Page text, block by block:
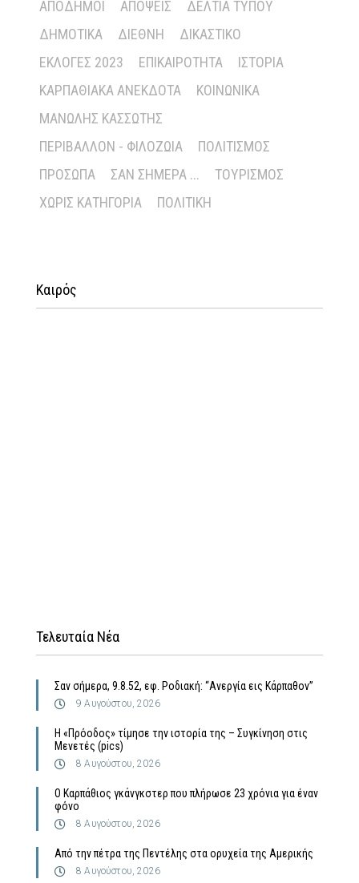
ΑΠΌΔΗΜΟΙ ΑΠΌΨΕΙΣ
ΔΕΛΤΊΑ ΤΎΠΟΥ
ΔΗΜΟΤΙΚΆ
ΔΙΕΘΝΉ
ΔΙΚΑΣΤΙΚΌ
ΕΚΛΟΓΈΣ 2023
ΕΠΙΚΑΙΡΌΤΗΤΑ
ΙΣΤΟΡΊΑ
ΚΑΡΠΑΘΙΑΚΆ ΑΝΈΚΔΟΤΑ
ΚΟΙΝΩΝΙΚΆ
ΜΑΝΏΛΗΣ ΚΑΣΣΏΤΗΣ
ΠΕΡΙΒΆΛΛΟΝ - ΦΙΛΟΖΩΊΑ
ΠΟΛΙΤΙΣΜΌΣ
ΠΡΌΣΩΠΑ
ΣΑΝ ΣΉΜΕΡΑ ...
ΤΟΥΡΙΣΜΌΣ
ΧΩΡΊΣ ΚΑΤΗΓΟΡΊΑ
ΠΟΛΙΤΙΚΉ
Καιρός
Τελευταία Νέα
Σαν σήμερα, 9.8.52, εφ. Ροδιακή: “Ανεργία εις Κάρπαθον”
9 Αυγούστου, 2026
Η «Πρόοδος» τίμησε την ιστορία της – Συγκίνηση στις
Μενετές (pics)
8 Αυγούστου, 2026
Ο Καρπάθιος γκάνγκστερ που πλήρωσε 23 χρόνια για έναν
φόνο
8 Αυγούστου, 2026
Από την πέτρα της Πεντέλης στα ορυχεία της Αμερικής
8 Αυγούστου, 2026